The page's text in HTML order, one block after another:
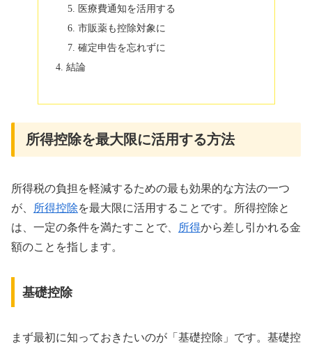
医療費通知を活用する
市販薬も控除対象に
確定申告を忘れずに
結論
所得控除を最大限に活用する方法
所得税の負担を軽減するための最も効果的な方法の一つ
が、
所得控除を最大限に活用することです。所得控除と
は、一定の条件を満たすことで、
所得から差し引かれる金
額のことを指します。
基礎控除
まず最初に知っておきたいのが「基礎控除」です。基礎控